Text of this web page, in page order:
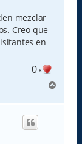
mezclar
Creo que
en
0x
r